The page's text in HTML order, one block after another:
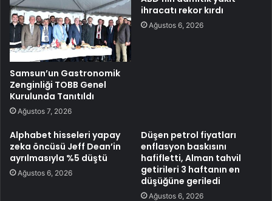
Samsun’un Gastronomik
Zenginliği TOBB Genel
Kurulunda Tanıtıldı
Ağustos 7, 2026
ihracatı rekor kırdı
Ağustos 6, 2026
Alphabet hisseleri yapay
zeka öncüsü Jeff Dean’in
ayrılmasıyla %5 düştü
Ağustos 6, 2026
Düşen petrol fiyatları
enflasyon baskısını
hafifletti, Alman tahvil
getirileri 3 haftanın en
düşüğüne geriledi
Ağustos 6, 2026